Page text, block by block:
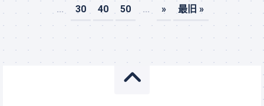
... 30 40 50 ... » 最旧 »